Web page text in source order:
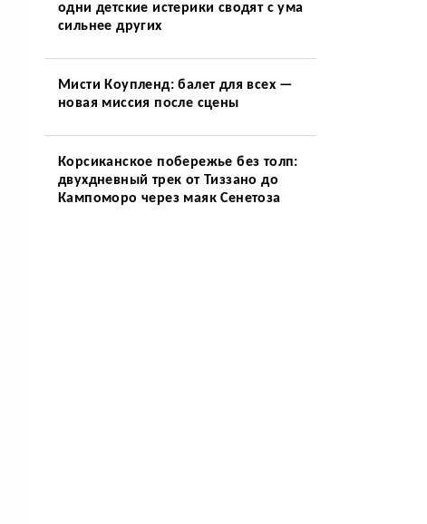
одни детские истерики сводят с ума
сильнее других
Мисти Коупленд: балет для всех —
новая миссия после сцены
Корсиканское побережье без толп:
двухдневный трек от Тиззано до
Кампоморо через маяк Сенетоза